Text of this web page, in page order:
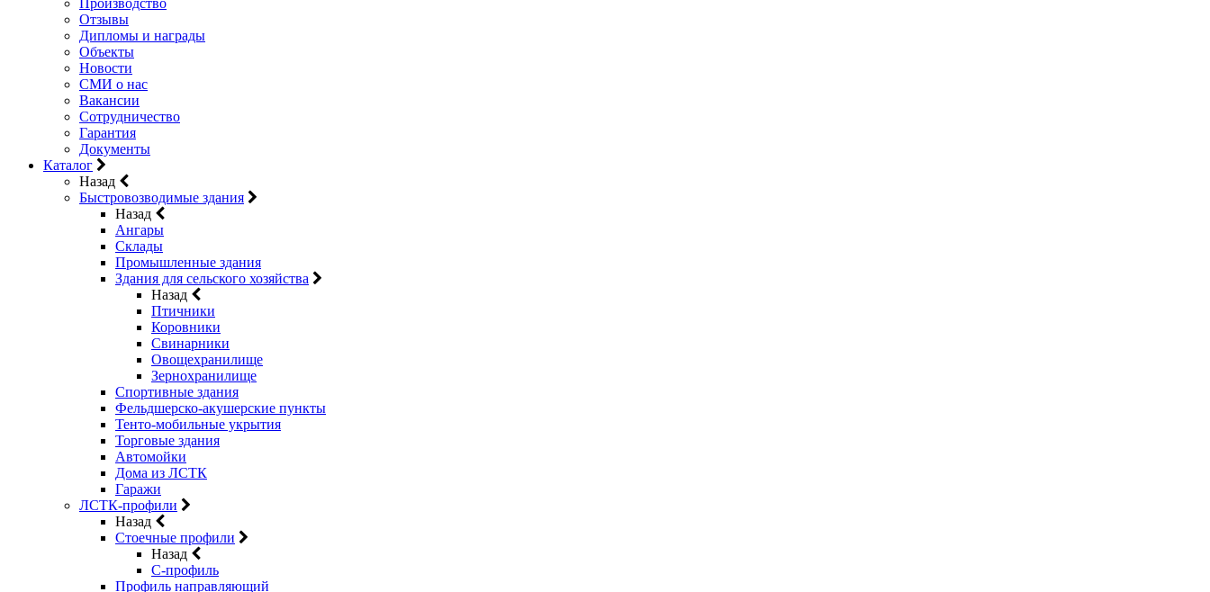
Производство
Отзывы
Дипломы и награды
Объекты
Новости
СМИ о нас
Вакансии
Сотрудничество
Гарантия
Документы
Каталог
Назад
Быстровозводимые здания
Назад
Ангары
Склады
Промышленные здания
Здания для сельского хозяйства
Назад
Птичники
Коровники
Свинарники
Овощехранилище
Зернохранилище
Спортивные здания
Фельдшерско-акушерские пункты
Тенто-мобильные укрытия
Торговые здания
Автомойки
Дома из ЛСТК
Гаражи
ЛСТК-профили
Назад
Стоечные профили
Назад
C-профиль
Профиль направляющий